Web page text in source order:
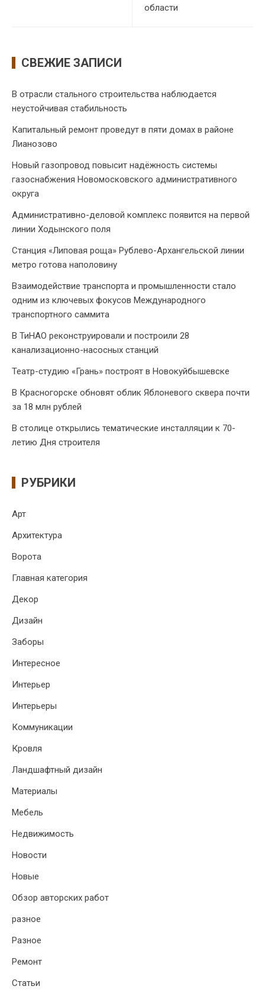
области
СВЕЖИЕ ЗАПИСИ
В отрасли стального строительства наблюдается
неустойчивая стабильность
Капитальный ремонт проведут в пяти домах в районе
Лианозово
Новый газопровод повысит надёжность системы
газоснабжения Новомосковского административного
округа
Административно-деловой комплекс появится на первой
линии Ходынского поля
Станция «Липовая роща» Рублево-Архангельской линии
метро готова наполовину
Взаимодействие транспорта и промышленности стало
одним из ключевых фокусов Международного
транспортного саммита
В ТиНАО реконструировали и построили 28
канализационно-насосных станций
Театр-студию «Грань» построят в Новокуйбышевске
В Красногорске обновят облик Яблоневого сквера почти
за 18 млн рублей
В столице открылись тематические инсталляции к 70-
летию Дня строителя
РУБРИКИ
Арт
Архитектура
Ворота
Главная категория
Декор
Дизайн
Заборы
Интересное
Интерьер
Интерьеры
Коммуникации
Кровля
Ландшафтный дизайн
Материалы
Мебель
Недвижимость
Новости
Новые
Обзор авторских работ
разное
Разное
Ремонт
Статьи